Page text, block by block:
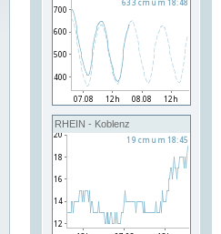
RHEIN - Koblenz